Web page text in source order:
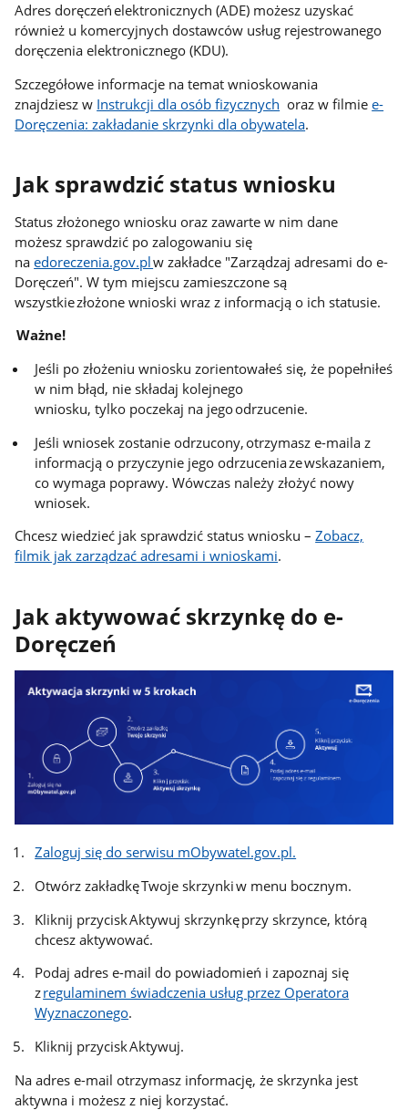
Adres doręczeń elektronicznych (ADE) możesz uzyskać
również u komercyjnych dostawców usług rejestrowanego
doręczenia elektronicznego (KDU).
Szczegółowe informacje na temat wnioskowania
znajdziesz w Instrukcji dla osób fizycznych oraz w filmiee-
Doręczenia: zakładanie skrzynki dla obywatela.
Jak sprawdzić status wniosku
Status złożonego wniosku oraz zawarte w nim dane
możesz sprawdzić po zalogowaniu się
naedoreczenia.gov.plw zakładce "Zarządzaj adresami do e-
Doręczeń". W tym miejscu zamieszczone są
wszystkie złożone wnioski wraz z informacją o ich statusie.
Ważne!
Jeśli po złożeniu wniosku zorientowałeś się, że popełniłeś
w nim błąd, nie składaj kolejnego
wniosku, tylko poczekaj na jego odrzucenie.
Jeśli wniosek zostanie odrzucony, otrzymasz e-maila z
informacją o przyczynie jego odrzucenia ze wskazaniem,
co wymaga poprawy. Wówczas należy złożyć nowy
wniosek.
Chcesz wiedzieć jak sprawdzić status wniosku –Zobacz,
filmik jak zarządzać adresami i wnioskami.
Jak aktywować skrzynkę do e-
Doręczeń
Zaloguj się do serwisu mObywatel.gov.pl.
Otwórz zakładkę Twoje skrzynki w menu bocznym.
Kliknij przycisk Aktywuj skrzynkę przy skrzynce, którą
chcesz aktywować.
Podaj adres e-mail do powiadomień i zapoznaj się
zregulaminem świadczenia usług przez Operatora
Wyznaczonego.
Kliknij przycisk Aktywuj.
Na adres e-mail otrzymasz informację, że skrzynka jest
aktywna i możesz z niej korzystać.